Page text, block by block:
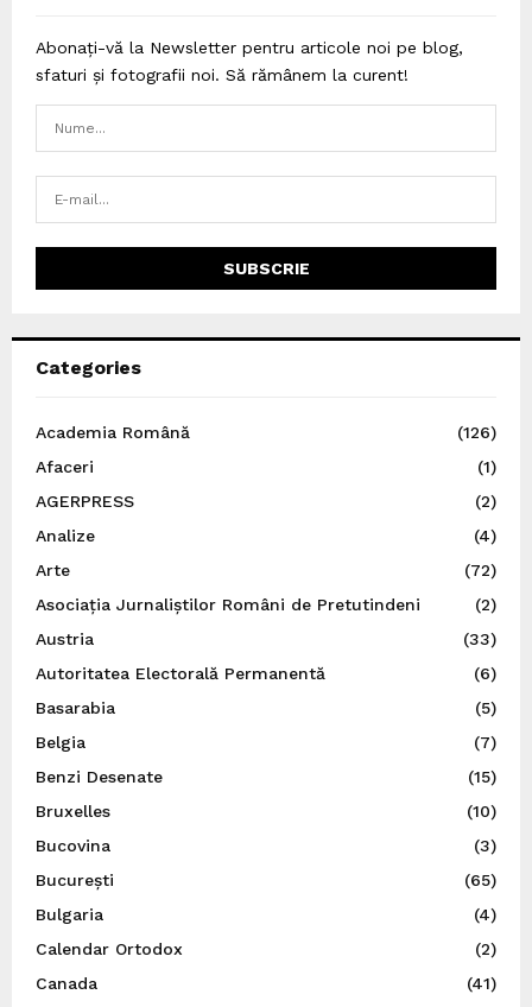
Abonați-vă la Newsletter pentru articole noi pe blog,
sfaturi și fotografii noi. Să rămânem la curent!
Categories
Academia Română
(126)
Afaceri
(1)
AGERPRESS
(2)
Analize
(4)
Arte
(72)
Asociația Jurnaliștilor Români de Pretutindeni
(2)
Austria
(33)
Autoritatea Electorală Permanentă
(6)
Basarabia
(5)
Belgia
(7)
Benzi Desenate
(15)
Bruxelles
(10)
Bucovina
(3)
București
(65)
Bulgaria
(4)
Calendar Ortodox
(2)
Canada
(41)